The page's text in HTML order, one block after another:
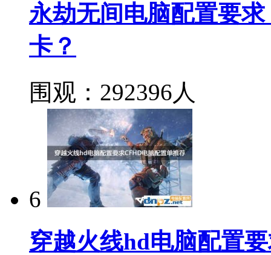
永劫无间电脑配置要
卡？
围观：292396人
6
穿越火线hd电脑配置